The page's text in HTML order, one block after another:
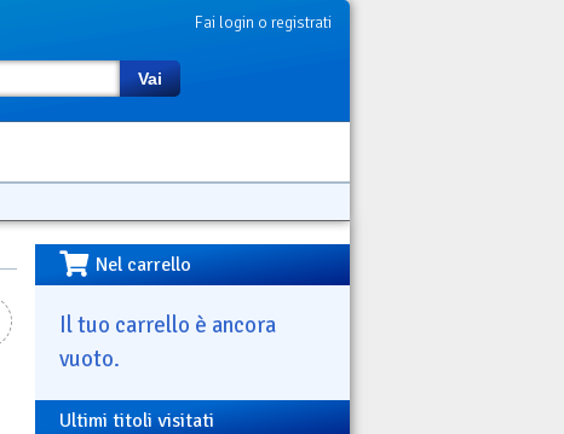
Fai login o registrati
Vai
Nel carrello
Il tuo carrello è ancora
vuoto.
Ultimi titoli visitati